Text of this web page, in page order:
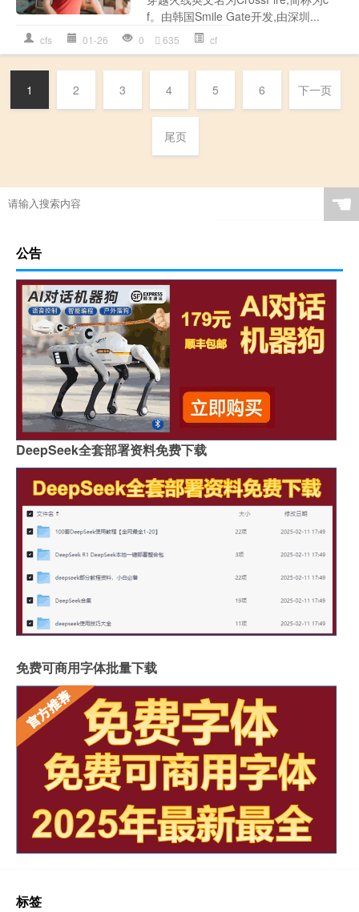
f。由韩国Smile Gate开发,由深圳...
cfs 01-26 0 635 cf
1 2 3 4 5 6 下一页
尾页
☚
公告
DeepSeek全套部署资料免费下载
免费可商用字体批量下载
标签